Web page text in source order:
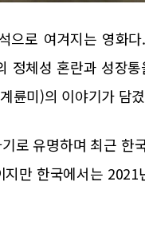
으로 여겨지는 영화
정체성 혼란과 성장
륜미)의 이야기가 담
로 유명하며 최근 한
만 한국에서는